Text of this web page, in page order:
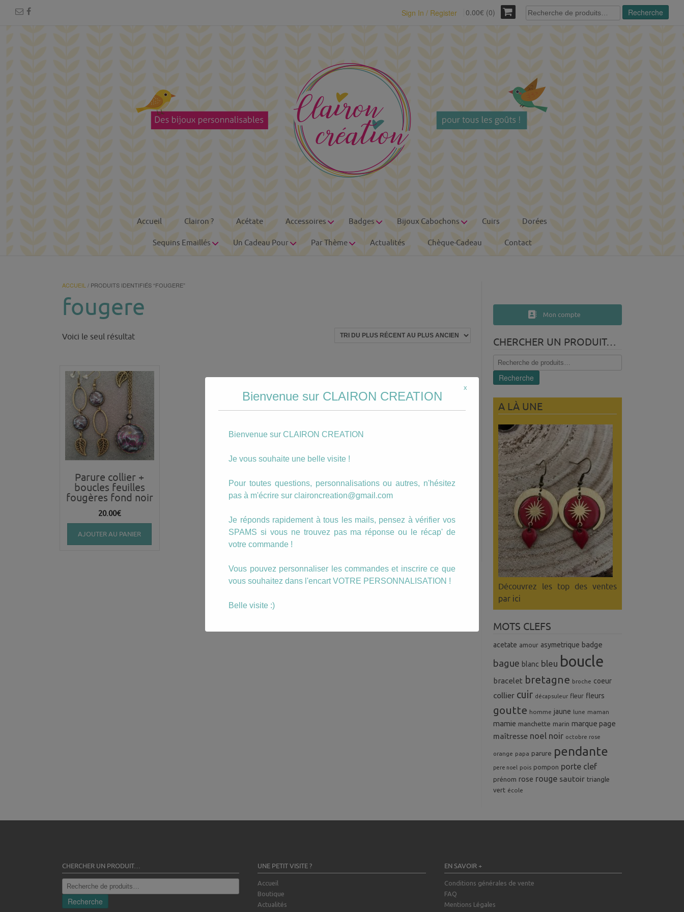
Sign In / Register 0.00€ (0)
Recherche
pour :
Recherche
Accueil Clairon ? Acétate Accessoires Badges Bijoux Cabochons Cuirs Dorées
Sequins Emaillés Un Cadeau Pour Par Thème Actualités Chèque-Cadeau Contact
ACCUEIL / PRODUITS IDENTIFIÉS “FOUGERE”
fougere
Voici le seul résultat
Parure collier +
boucles feuilles
fougères fond noir
20.00€
AJOUTER AU PANIER
Mon compte
CHERCHER UN PRODUIT…
Recherche
pour :
Recherche
A LÀ UNE
Découvrez les top des ventes
par ici
MOTS CLEFS
acetate amour asymetrique badge
bague blanc bleu boucle
bracelet bretagne broche coeur
collier cuir décapsuleur fleur fleurs
goutte homme jaune lune maman
mamie manchette marin marque page
maîtresse noel noir octobre rose
orange papa parure pendante
pere noel pois pompon porte clef
prénom rose rouge sautoir triangle
vert école
CHERCHER UN PRODUIT…
Recherche
pour :
Recherche
UNE PETIT VISITE ?
Accueil
Boutique
Actualités
EN SAVOIR +
Conditions générales de vente
FAQ
Mentions Légales
Bienvenue sur CLAIRON CREATION
Bienvenue sur CLAIRON CREATION
Je vous souhaite une belle visite !
Pour toutes questions, personnalisations ou autres, n'hésitez
pas à m'écrire sur claironcreation@gmail.com
Je réponds rapidement à tous les mails, pensez à vérifier vos
SPAMS si vous ne trouvez pas ma réponse ou le récap' de
votre commande !
Vous pouvez personnaliser les commandes et inscrire ce que
vous souhaitez dans l'encart VOTRE PERSONNALISATION !
Belle visite :)
x